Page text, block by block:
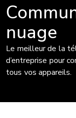
nuage
Le meilleur de la
d’entreprise pour
tous vos appareils.